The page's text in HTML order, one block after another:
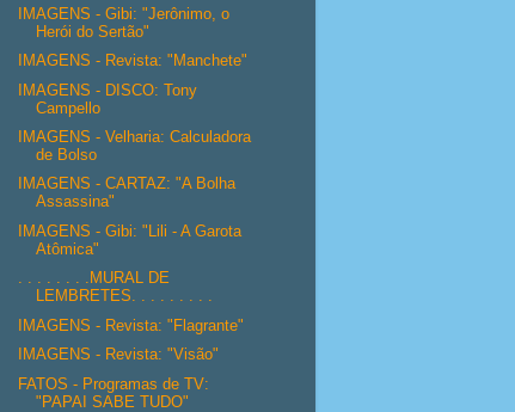
IMAGENS - Gibi: "Jerônimo, o
Herói do Sertão"
IMAGENS - Revista: "Manchete"
IMAGENS - DISCO: Tony
Campello
IMAGENS - Velharia: Calculadora
de Bolso
IMAGENS - CARTAZ: "A Bolha
Assassina"
IMAGENS - Gibi: "Lili - A Garota
Atômica"
. . . . . . . .MURAL DE
LEMBRETES. . . . . . . . .
IMAGENS - Revista: "Flagrante"
IMAGENS - Revista: "Visão"
FATOS - Programas de TV:
"PAPAI SABE TUDO"